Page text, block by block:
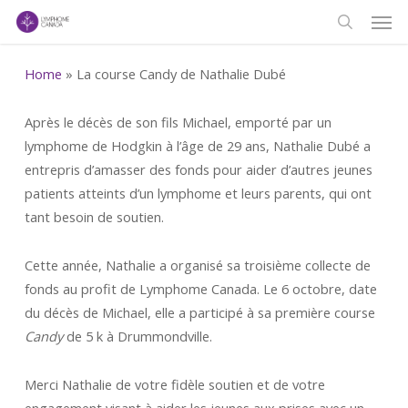
Skip
contentHome » La course Candy de Nathalie Dubé
Après le décès de son fils Michael, emporté par un
lymphome de Hodgkin à l’âge de 29 ans, Nathalie Dubé a
entrepris d’amasser des fonds pour aider d’autres jeunes
patients atteints d’un lymphome et leurs parents, qui ont
tant besoin de soutien.
Cette année, Nathalie a organisé sa troisième collecte de
fonds au profit de Lymphome Canada. Le 6 octobre, date
du décès de Michael, elle a participé à sa première course
Candyde 5 k à Drummondville.
Merci Nathalie de votre fidèle soutien et de votre